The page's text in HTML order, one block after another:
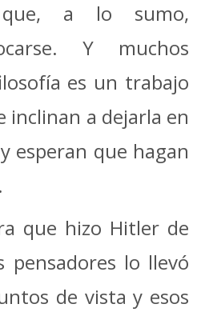
que, a lo sumo,
Y muchos
es un trabajo
inclinan a dejarla en
esperan que hagan
que hizo Hitler de
pensadores lo llevó
de vista y esos